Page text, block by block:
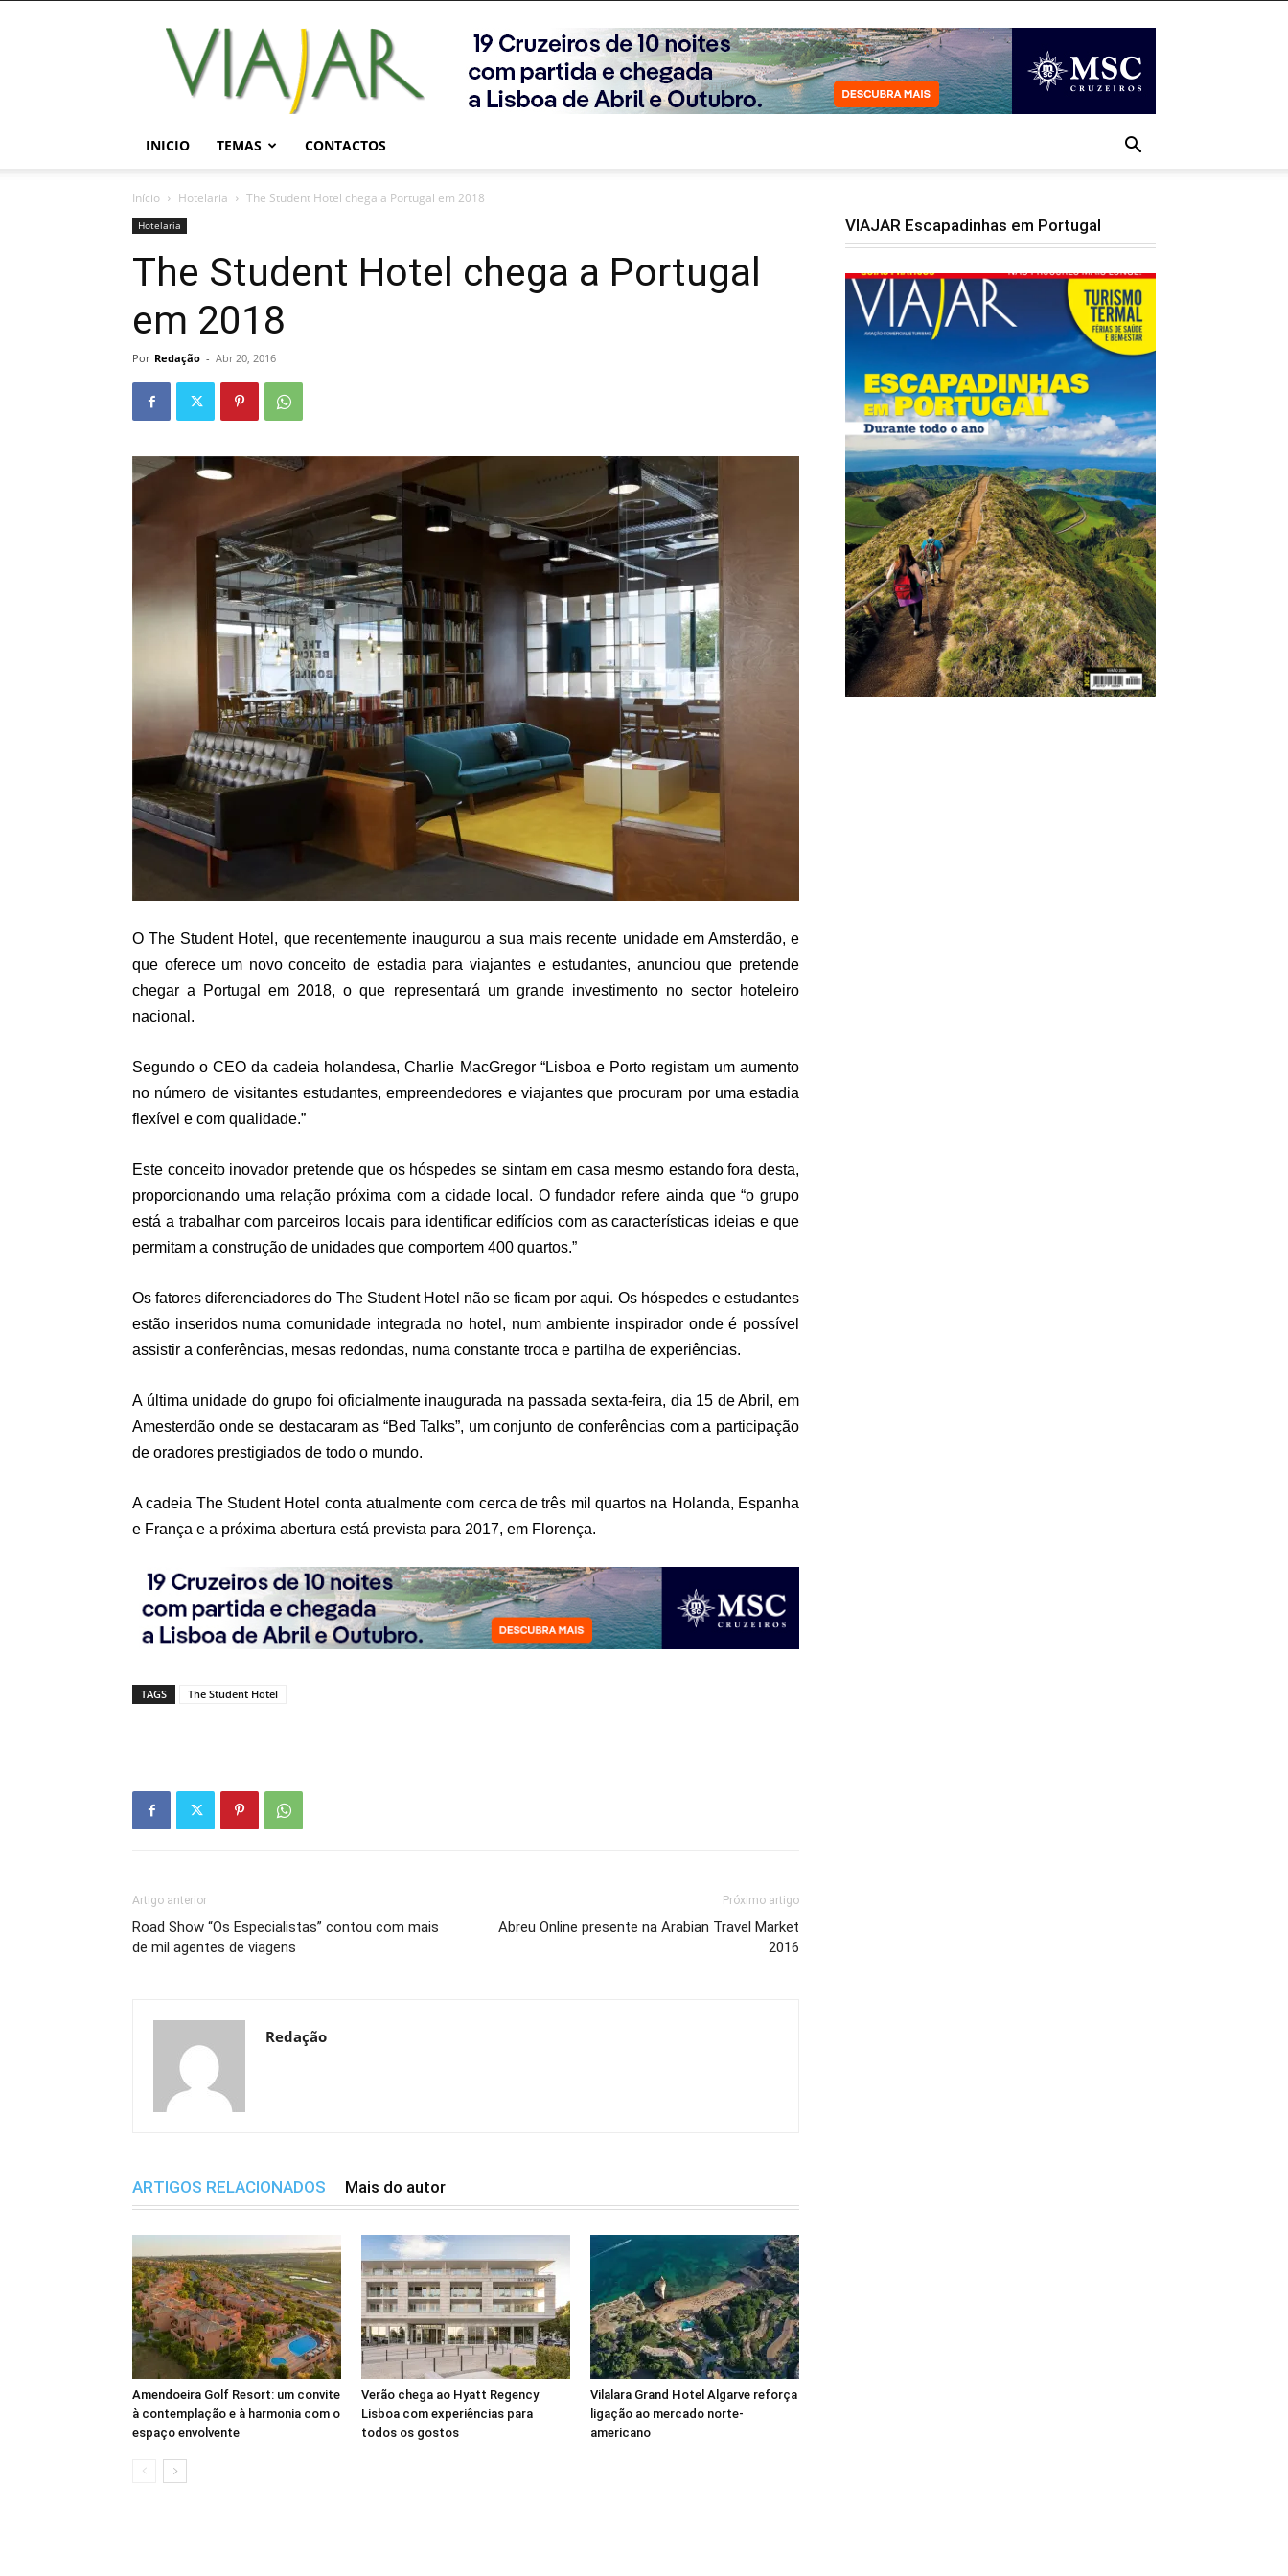
Viajar
Magazine
Online
INICIO TEMAS CONTACTOS
Início Hotelaria The Student Hotel chega a Portugal em 2018
Hotelaria
The Student Hotel chega a Portugal
em 2018
Por Redação - Abr 20, 2016
O The Student Hotel, que recentemente inaugurou a sua mais recente unidade em Amsterdão, e
que oferece um novo conceito de estadia para viajantes e estudantes, anunciou que pretende
chegar a Portugal em 2018, o que representará um grande investimento no sector hoteleiro
nacional.
Segundo o CEO da cadeia holandesa, Charlie MacGregor “Lisboa e Porto registam um aumento
no número de visitantes estudantes, empreendedores e viajantes que procuram por uma estadia
flexível e com qualidade.”
Este conceito inovador pretende que os hóspedes se sintam em casa mesmo estando fora desta,
proporcionando uma relação próxima com a cidade local. O fundador refere ainda que “o grupo
está a trabalhar com parceiros locais para identificar edifícios com as características ideias e que
permitam a construção de unidades que comportem 400 quartos.”
Os fatores diferenciadores do The Student Hotel não se ficam por aqui. Os hóspedes e estudantes
estão inseridos numa comunidade integrada no hotel, num ambiente inspirador onde é possível
assistir a conferências, mesas redondas, numa constante troca e partilha de experiências.
A última unidade do grupo foi oficialmente inaugurada na passada sexta-feira, dia 15 de Abril, em
Amesterdão onde se destacaram as “Bed Talks”, um conjunto de conferências com a participação
de oradores prestigiados de todo o mundo.
A cadeia The Student Hotel conta atualmente com cerca de três mil quartos na Holanda, Espanha
e França e a próxima abertura está prevista para 2017, em Florença.
TAGS The Student Hotel
Artigo anterior
Road Show “Os Especialistas” contou com mais
de mil agentes de viagens
Próximo artigo
Abreu Online presente na Arabian Travel Market
2016
Redação
ARTIGOS RELACIONADOS Mais do autor
Amendoeira Golf Resort: um convite
à contemplação e à harmonia com o
espaço envolvente
Verão chega ao Hyatt Regency
Lisboa com experiências para
todos os gostos
Vilalara Grand Hotel Algarve reforça
ligação ao mercado norte-
americano
VIAJAR Escapadinhas em Portugal